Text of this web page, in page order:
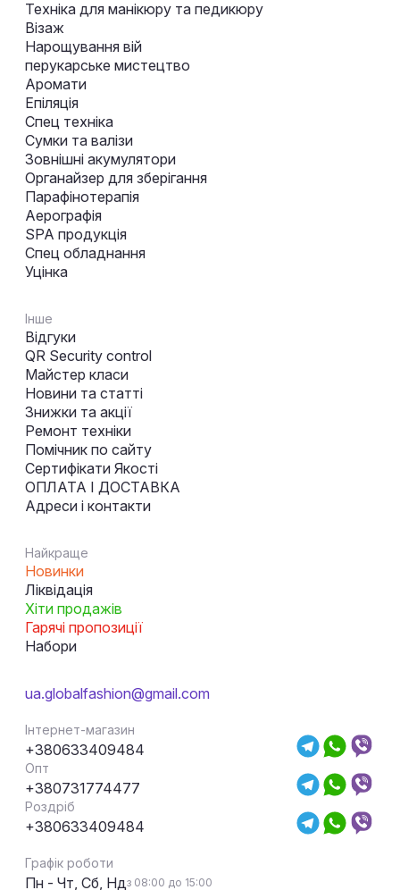
Техніка для манікюру та педикюру
Візаж
Нарощування вій
перукарське мистецтво
Аромати
Епіляція
Спец техніка
Сумки та валізи
Зовнішні акумулятори
Органайзер для зберігання
Парафінотерапія
Аерографія
SPA продукція
Спец обладнання
Уцінка
Інше
Відгуки
QR Security control
Майстер класи
Новини та статті
Знижки та акції
Ремонт техніки
Помічник по сайту
Сертифікати Якості
ОПЛАТА І ДОСТАВКА
Адреси і контакти
Найкраще
Новинки
Ліквідація
Хіти продажів
Гарячі пропозиції
Набори
ua.globalfashion@gmail.com
Інтернет-магазин
+380633409484
Опт
+380731774477
Роздріб
+380633409484
Графік роботи
Пн - Чт, Сб, Ндз 08:00 до 15:00